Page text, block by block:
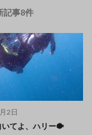
記事8件
2日
てよ、ハリー🐡